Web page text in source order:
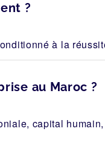
?
à la
au Maroc ?
capital